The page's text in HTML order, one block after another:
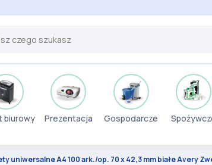
biurowy Prezentacja Gospodarcze
uniwersalne A4 100 ark./op. 70 x 42,3 mm białe Avery